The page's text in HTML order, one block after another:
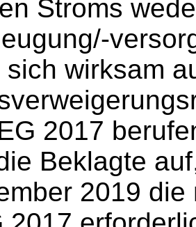
Stroms
sich wirksam
2017
Beklagte
2019